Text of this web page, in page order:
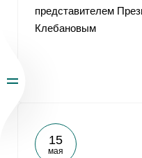
представителем
Клебановым
15
мая